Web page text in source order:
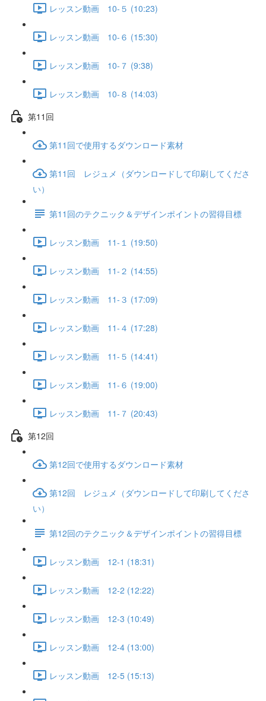
レッスン動画 10-５ (10:23)
レッスン動画 10-６ (15:30)
レッスン動画 10-７ (9:38)
レッスン動画 10-８ (14:03)
第11回
第11回で使用するダウンロード素材
第11回 レジュメ（ダウンロードして印刷してくださ
い）
第11回のテクニック＆デザインポイントの習得目標
レッスン動画 11-１ (19:50)
レッスン動画 11-２ (14:55)
レッスン動画 11-３ (17:09)
レッスン動画 11-４ (17:28)
レッスン動画 11-５ (14:41)
レッスン動画 11-６ (19:00)
レッスン動画 11-７ (20:43)
第12回
第12回で使用するダウンロード素材
第12回 レジュメ（ダウンロードして印刷してくださ
い）
第12回のテクニック＆デザインポイントの習得目標
レッスン動画 12-1 (18:31)
レッスン動画 12-2 (12:22)
レッスン動画 12-3 (10:49)
レッスン動画 12-4 (13:00)
レッスン動画 12-5 (15:13)